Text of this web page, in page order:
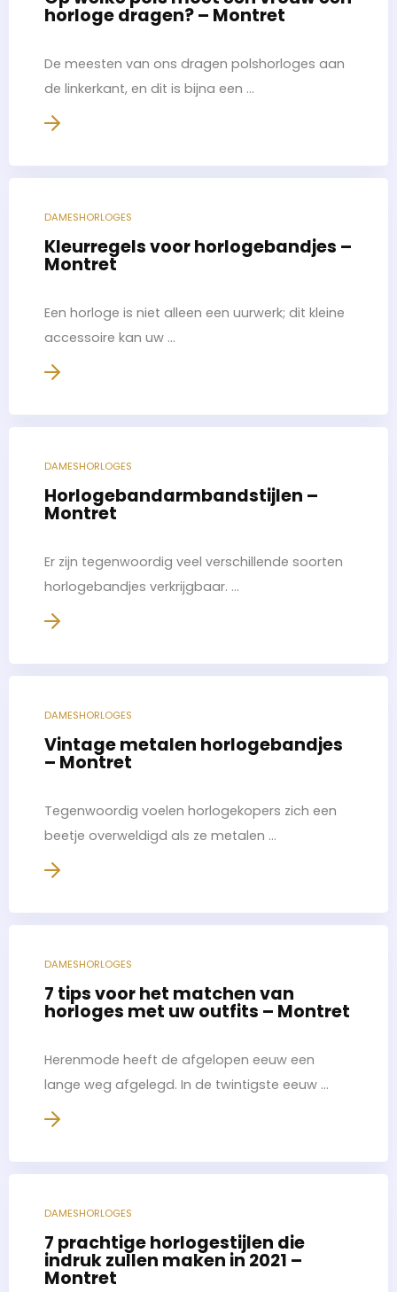
horloge dragen? – Montret
De meesten van ons dragen polshorloges aan
de linkerkant, en dit is bijna een ...
DAMESHORLOGES
Kleurregels voor horlogebandjes –
Montret
Een horloge is niet alleen een uurwerk; dit kleine
accessoire kan uw ...
DAMESHORLOGES
Horlogebandarmbandstijlen –
Montret
Er zijn tegenwoordig veel verschillende soorten
horlogebandjes verkrijgbaar. ...
DAMESHORLOGES
Vintage metalen horlogebandjes
– Montret
Tegenwoordig voelen horlogekopers zich een
beetje overweldigd als ze metalen ...
DAMESHORLOGES
7 tips voor het matchen van
horloges met uw outfits – Montret
Herenmode heeft de afgelopen eeuw een
lange weg afgelegd. In de twintigste eeuw ...
DAMESHORLOGES
7 prachtige horlogestijlen die
indruk zullen maken in 2021 –
Montret